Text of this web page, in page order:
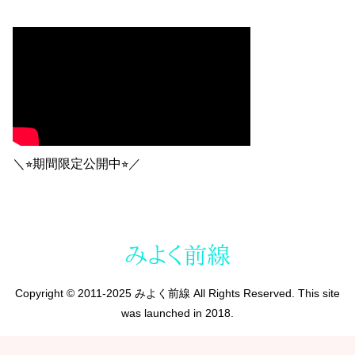
＼⭐︎期間限定公開中⭐︎／
Copyright © 2011-2025 みよく前線 All Rights Reserved. This site
was launched in 2018.